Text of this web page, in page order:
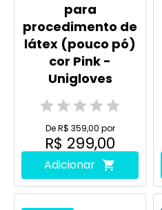
para
procedimento de
látex (pouco pó)
cor Pink -
Unigloves
De R$ 359,00 por
R$ 299,00
Adicionar